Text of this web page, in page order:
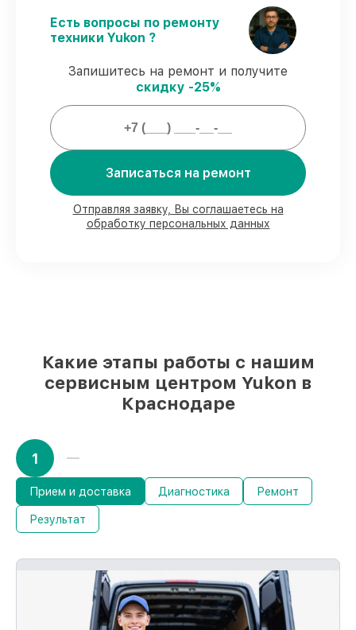
–
восстановление прицела ночного
видения 3Х60 26016Т выполняется
Сервис с гарантией– все работы по
восстановлению проводятся с
официальной гарантией.
Мы гарантируем:
80%работ с возможностью наблюдения
90%комплектующих для прицелов
ночного видения на складе или
Есть вопросы по ремонту
техники Yukon ?
Запишитесь на ремонт и получите
скидку -25%
Записаться на ремонт
Отправляя заявку, Вы соглашаетесь на
обработку персональных данных
Какие этапы работы с нашим
сервисным центром Yukon в
Краснодаре
1
Прием и доставка Диагностика Ремонт
Результат